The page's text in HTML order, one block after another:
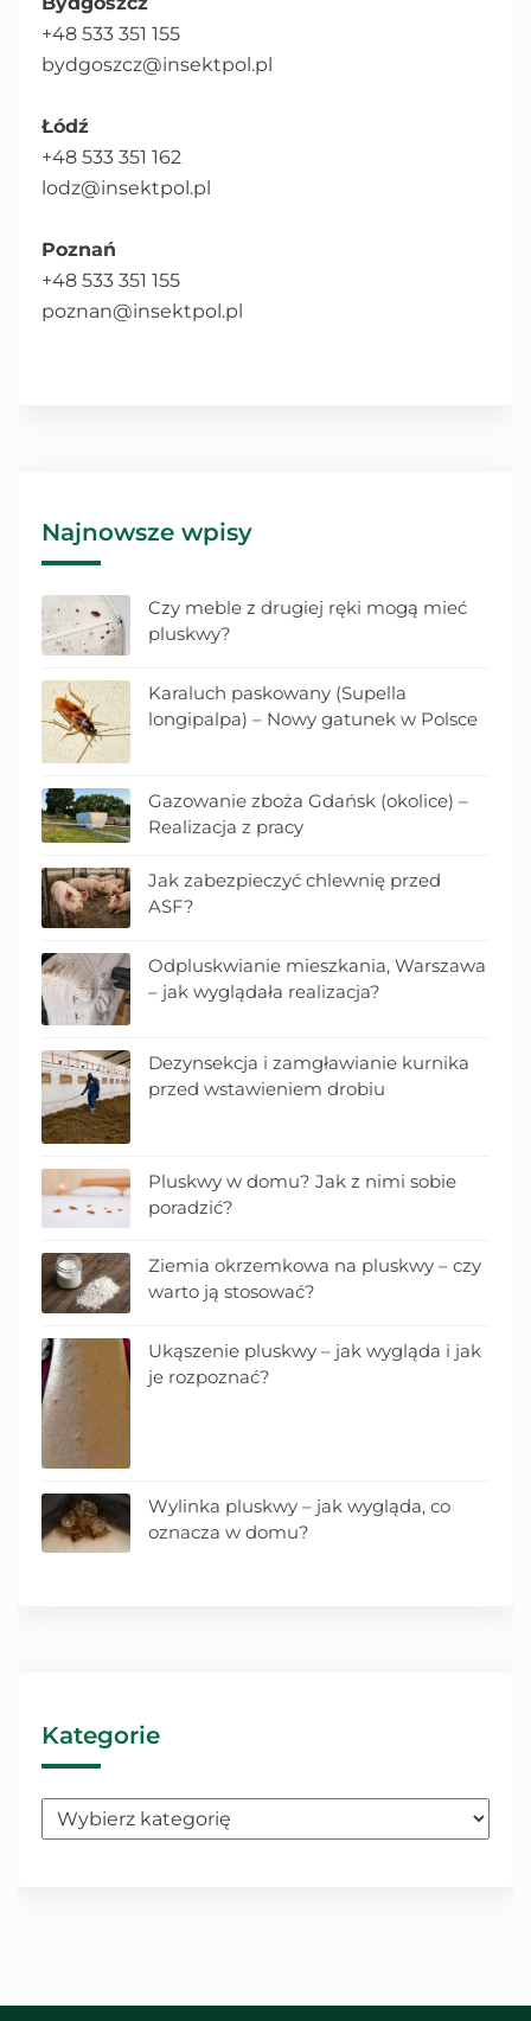
+48 533 351 155
bydgoszcz@insektpol.pl
Łódź
+48 533 351 162
lodz@insektpol.pl
Poznań
+48 533 351 155
poznan@insektpol.pl
Najnowsze wpisy
Czy meble z drugiej ręki mogą mieć
pluskwy?
Karaluch paskowany (Supella
longipalpa) – Nowy gatunek w Polsce
Gazowanie zboża Gdańsk (okolice) –
Realizacja z pracy
Jak zabezpieczyć chlewnię przed
ASF?
Odpluskwianie mieszkania, Warszawa
– jak wyglądała realizacja?
Dezynsekcja i zamgławianie kurnika
przed wstawieniem drobiu
Pluskwy w domu? Jak z nimi sobie
poradzić?
Ziemia okrzemkowa na pluskwy – czy
warto ją stosować?
Ukąszenie pluskwy – jak wygląda i jak
je rozpoznać?
Wylinka pluskwy – jak wygląda, co
oznacza w domu?
Kategorie
Kategorie